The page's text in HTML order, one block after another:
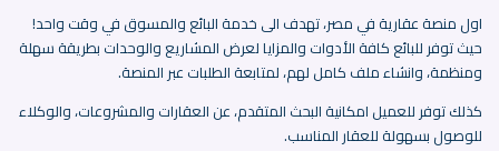
اول منصة عقارية في مصر، تهدف الى خدمة البائع والمسوق في وقت واحد!
حيث توفر للبائع كافة الأدوات والمزايا لعرض المشاريع والوحدات بطريقة سهلة
ومنظمة، وانشاء ملف كامل لهم، لمتابعة الطلبات عبر المنصة.
كذلك توفر للعميل امكانية البحث المتقدم، عن العقارات والمشروعات، والوكلاء
للوصول بسهولة للعقار المناسب.